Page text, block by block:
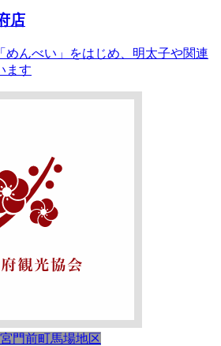
店
めんべい」をはじめ、明太子や関連
ます
門前町馬場地区